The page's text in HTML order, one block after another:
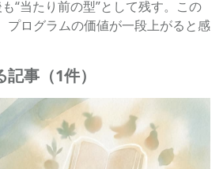
“当たり前の型”として残す。この
プログラムの価値が一段上がると感
事（1件）